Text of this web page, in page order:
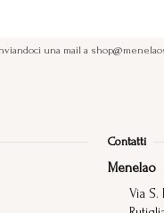
una mail a
Contatti
Menelao
Via S.